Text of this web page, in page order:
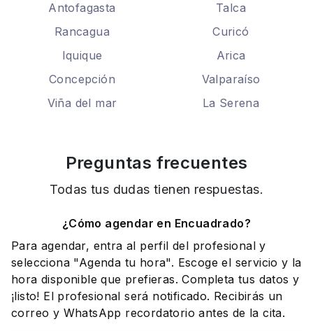
Antofagasta
Talca
Rancagua
Curicó
Iquique
Arica
Concepción
Valparaíso
Viña del mar
La Serena
Preguntas frecuentes
Todas tus dudas tienen respuestas.
¿Cómo agendar en Encuadrado?
Para agendar, entra al perfil del profesional y
selecciona "Agenda tu hora". Escoge el servicio y la
hora disponible que prefieras. Completa tus datos y
¡listo! El profesional será notificado. Recibirás un
correo y WhatsApp recordatorio antes de la cita.